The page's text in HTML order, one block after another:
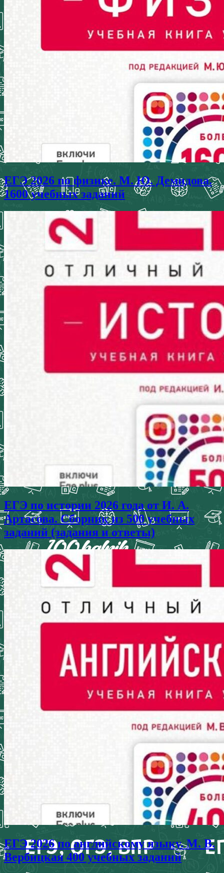
ЕГЭ 2026 по физике. М. Ю. Демидова.
1600 учебных заданий
ЕГЭ по истории 2026 года от И. А.
Артасова. Сборник из 500 учебных
заданий (задания и ответы)
ЕГЭ 2026 по английскому языку. М. В.
Вербицкая 400 учебных заданий